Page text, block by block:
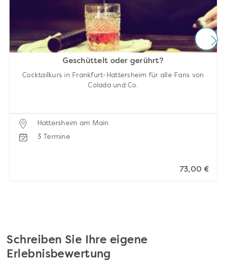
Geschüttelt oder gerührt?
Cocktailkurs in Frankfurt-Hattersheim für alle Fans von
Colada und Co.
Hattersheim am Main
3 Termine
73,00 €
Schreiben Sie Ihre eigene
Erlebnisbewertung